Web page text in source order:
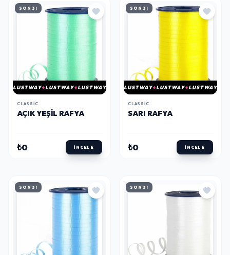
SON 3!
LUSTWAY LUSTWAY LUSTWAY
CLASSIC
AÇIK YEŞIL RAFYA
₺0 İNCELE
SON 3!
LUSTWAY LUSTWAY LUSTWAY
CLASSIC
SARI RAFYA
₺0 İNCELE
SON 3! SON 3!